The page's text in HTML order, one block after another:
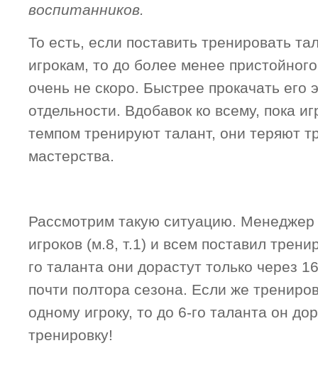
воспитанников.
То есть, если поставить тренировать
игрокам, то до более менее
очень не скоро. Быстрее прокачать его
отдельности. Вдобавок ко всему, пока
темпом тренируют талант, они теряют
мастерства.
Рассмотрим такую ситуацию.
игроков (м.8, т.1) и всем поставил
го таланта они дорастут только через
почти полтора сезона. Если же
одному игроку, то до 6-го таланта он
тренировку!